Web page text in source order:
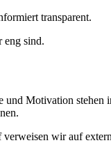
transparent.
eng sind.
und Motivation stehen
wir auf